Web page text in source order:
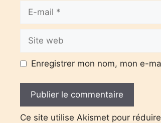
Site
web
Enregistrer mon nom, mon e-
Ce site utilise Akismet pour